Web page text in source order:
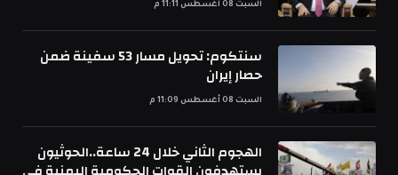
السبت 08 أغسطس 11:11 م
سنتكوم: تحويل مسار 53 سفينة ضمن
حصار إيران
السبت 08 أغسطس 11:09 م
الهجوم الثاني خلال 24 ساعة..الحوثيون